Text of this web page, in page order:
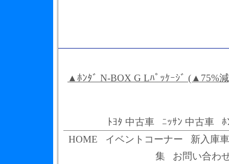
▲ﾎﾝﾀﾞ N-BOX G Lﾊﾟｯｹｰｼﾞ (▲75%
ﾄﾖﾀ 中古車 ﾆｯｻﾝ 中古車
ﾎ
HOME
イベントコーナー
新入庫
集
お問い合わ